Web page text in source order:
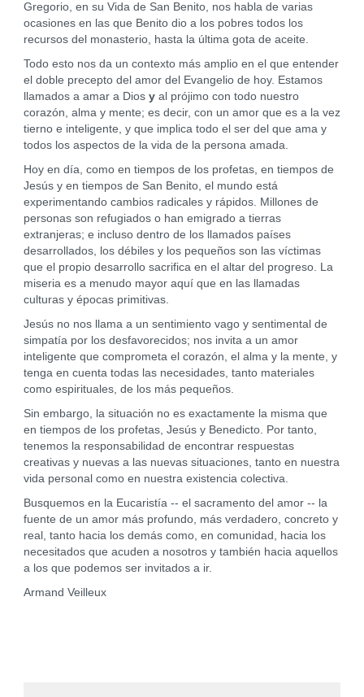
Gregorio, en su Vida de San Benito, nos habla de varias
ocasiones en las que Benito dio a los pobres todos los
recursos del monasterio, hasta la última gota de aceite.
Todo esto nos da un contexto más amplio en el que entender
el doble precepto del amor del Evangelio de hoy. Estamos
llamados a amar a Dios yal prójimo con todo nuestro
corazón, alma y mente; es decir, con un amor que es a la vez
tierno e inteligente, y que implica todo el ser del que ama y
todos los aspectos de la vida de la persona amada.
Hoy en día, como en tiempos de los profetas, en tiempos de
Jesús y en tiempos de San Benito, el mundo está
experimentando cambios radicales y rápidos. Millones de
personas son refugiados o han emigrado a tierras
extranjeras; e incluso dentro de los llamados países
desarrollados, los débiles y los pequeños son las víctimas
que el propio desarrollo sacrifica en el altar del progreso. La
miseria es a menudo mayor aquí que en las llamadas
culturas y épocas primitivas.
Jesús no nos llama a un sentimiento vago y sentimental de
simpatía por los desfavorecidos; nos invita a un amor
inteligente que comprometa el corazón, el alma y la mente, y
tenga en cuenta todas las necesidades, tanto materiales
como espirituales, de los más pequeños.
Sin embargo, la situación no es exactamente la misma que
en tiempos de los profetas, Jesús y Benedicto. Por tanto,
tenemos la responsabilidad de encontrar respuestas
creativas y nuevas a las nuevas situaciones, tanto en nuestra
vida personal como en nuestra existencia colectiva.
Busquemos en la Eucaristía -- el sacramento del amor -- la
fuente de un amor más profundo, más verdadero, concreto y
real, tanto hacia los demás como, en comunidad, hacia los
necesitados que acuden a nosotros y también hacia aquellos
a los que podemos ser invitados a ir.
Armand Veilleux